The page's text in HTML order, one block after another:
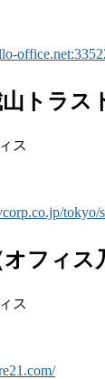
山トラス
ス
tokyo/
オフィス
ス